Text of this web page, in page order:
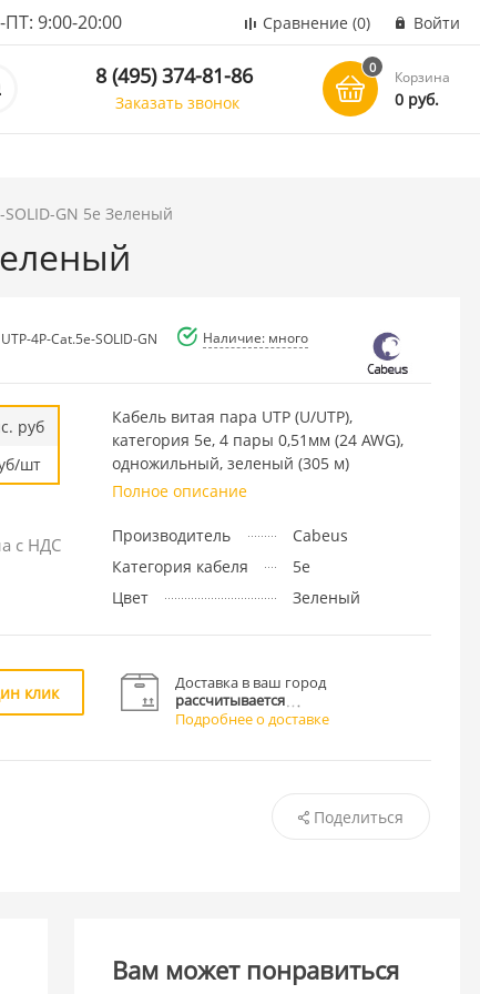
9:00-20:00 Сравнение (0) Войти
8 (495) 374-81-86
Заказать звонок
0
Корзина
0 руб.
GN 5e Зеленый
4P-Cat.5e-SOLID-GN Наличие: много
руб
шт
с НДС
Кабель витая пара UTP (U/UTP),
категория 5e, 4 пары 0,51мм (24 AWG),
одножильный, зеленый (305 м)
Полное описание
Производитель
Cabeus
Категория кабеля
5e
Цвет
Зеленый
клик
Доставка в ваш город
рассчитывается
Подробнее о доставке
Поделиться
Вам может понравиться